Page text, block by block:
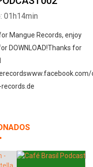
01h14min
Mangue Records, enjoy
DOWNLOAD!Thanks for